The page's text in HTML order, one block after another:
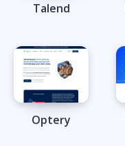
Talend
Optery